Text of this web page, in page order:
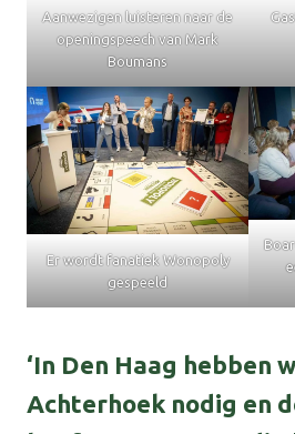
Aanwezigen luisteren naar de
openingspeech van Mark
Boumans
Er wordt fanatiek Wonopoly
gespeeld
‘In Den Haag hebben
Achterhoek nodig en